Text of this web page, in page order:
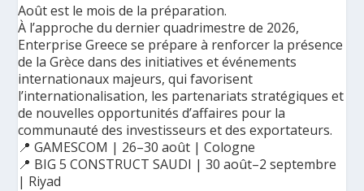
Août est le mois de la préparation.
À l’approche du dernier quadrimestre de 2026,
Enterprise Greece se prépare à renforcer la présence
de la Grèce dans des initiatives et événements
internationaux majeurs, qui favorisent
l’internationalisation, les partenariats stratégiques et
de nouvelles opportunités d’affaires pour la
communauté des investisseurs et des exportateurs.
📍 GAMESCOM | 26–30 août | Cologne
📍 BIG 5 CONSTRUCT SAUDI | 30 août–2 septembre
| Riyad